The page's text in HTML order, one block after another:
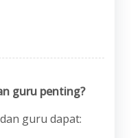
guru penting?
guru dapat: